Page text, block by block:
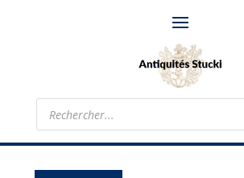
Recherche
produits